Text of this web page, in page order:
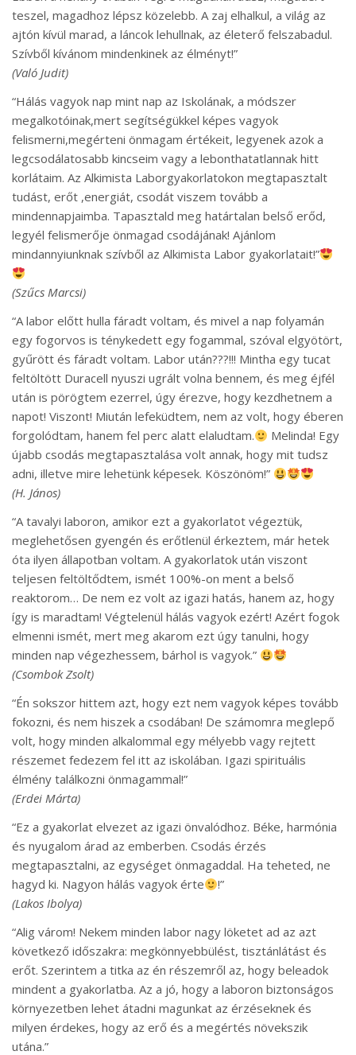
teszel, magadhoz lépsz közelebb. A zaj elhalkul, a világ az
ajtón kívül marad, a láncok lehullnak, az életerő felszabadul.
Szívből kívánom mindenkinek az élményt!”
(Való Judit)
“Hálás vagyok nap mint nap az Iskolának, a módszer
megalkotóinak,mert segítségükkel képes vagyok
felismerni,megérteni önmagam értékeit, legyenek azok a
legcsodálatosabb kincseim vagy a lebonthatatlannak hitt
korlátaim. Az Alkimista Laborgyakorlatokon megtapasztalt
tudást, erőt ,energiát, csodát viszem tovább a
mindennapjaimba. Tapasztald meg határtalan belső erőd,
legyél felismerője önmagad csodájának! Ajánlom
mindannyiunknak szívből az Alkimista Labor gyakorlatait!”
(Szűcs Marcsi)
“A labor előtt hulla fáradt voltam, és mivel a nap folyamán
egy fogorvos is ténykedett egy fogammal, szóval elgyötört,
gyűrött és fáradt voltam. Labor után???!!! Mintha egy tucat
feltöltött Duracell nyuszi ugrált volna bennem, és meg éjfél
után is pörögtem ezerrel, úgy érezve, hogy kezdhetnem a
napot! Viszont! Miután lefeküdtem, nem az volt, hogy éberen
forgolódtam, hanem fel perc alatt elaludtam.
Melinda! Egy
újabb csodás megtapasztalása volt annak, hogy mit tudsz
adni, illetve mire lehetünk képesek. Köszönöm!”
(H. János)
“A tavalyi laboron, amikor ezt a gyakorlatot végeztük,
meglehetősen gyengén és erőtlenül érkeztem, már hetek
óta ilyen állapotban voltam. A gyakorlatok után viszont
teljesen feltöltődtem, ismét 100%-on ment a belső
reaktorom… De nem ez volt az igazi hatás, hanem az, hogy
így is maradtam! Végtelenül hálás vagyok ezért! Azért fogok
elmenni ismét, mert meg akarom ezt úgy tanulni, hogy
minden nap végezhessem, bárhol is vagyok.”
(Csombok Zsolt)
“Én sokszor hittem azt, hogy ezt nem vagyok képes tovább
fokozni, és nem hiszek a csodában! De számomra meglepő
volt, hogy minden alkalommal egy mélyebb vagy rejtett
részemet fedezem fel itt az iskolában. Igazi spirituális
élmény találkozni önmagammal!”
(Erdei Márta)
“Ez a gyakorlat elvezet az igazi önvalódhoz. Béke, harmónia
és nyugalom árad az emberben. Csodás érzés
megtapasztalni, az egységet önmagaddal. Ha teheted, ne
hagyd ki. Nagyon hálás vagyok érte
!”
(Lakos Ibolya)
“Alig várom! Nekem minden labor nagy löketet ad az azt
következő időszakra: megkönnyebbülést, tisztánlátást és
erőt. Szerintem a titka az én részemről az, hogy beleadok
mindent a gyakorlatba. Az a jó, hogy a laboron biztonságos
környezetben lehet átadni magunkat az érzéseknek és
milyen érdekes, hogy az erő és a megértés növekszik
utána.”